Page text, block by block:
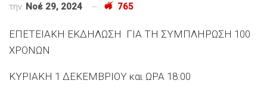
την Νοέ 29, 2024 765
ΕΠΕΤΕΙΑΚΗ ΕΚΔΗΛΩΣΗ ΓΙΑ ΤΗ ΣΥΜΠΛΗΡΩΣΗ 100
ΧΡΟΝΩΝ
ΚΥΡΙΑΚΗ 1 ΔΕΚΕΜΒΡΙΟΥ και ΩΡΑ 18:00